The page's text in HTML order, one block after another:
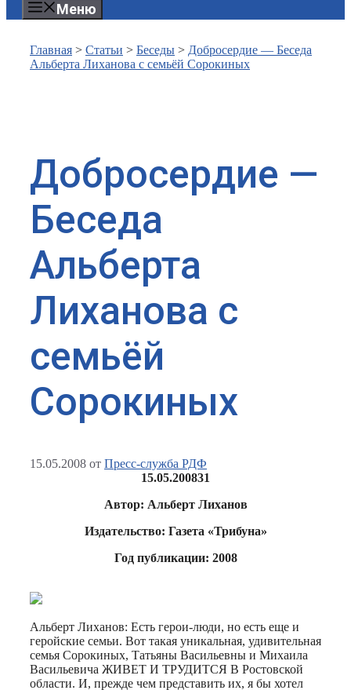
Меню
Главная > Статьи > Беседы > Добросердие — Беседа
Альберта Лиханова с семьёй Сорокиных
Добросердие —
Беседа
Альберта
Лиханова с
семьёй
Сорокиных
15.05.2008 от Пресс-служба РДФ
15.05.200831
Автор: Альберт Лиханов
Издательство: Газета «Трибуна»
Год публикации: 2008
Альберт Лиханов: Есть герои-люди, но есть еще и
геройские семьи. Вот такая уникальная, удивительная
семья Сорокиных, Татьяны Васильевны и Михаила
Васильевича ЖИВЕТ И ТРУДИТСЯ В Ростовской
области. И, прежде чем представить их, я бы хотел